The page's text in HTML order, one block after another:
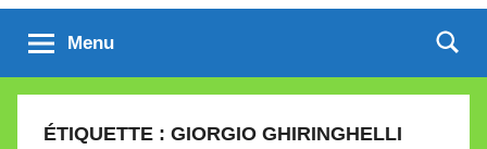
Menu
ÉTIQUETTE : GIORGIO GHIRINGHELLI